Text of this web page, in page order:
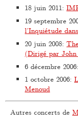
18 juin 2011:
19 septembre
l’Inquiétude
20 juin 2008:
(Dirigé par
6 décembre 2006
1 octobre 2006:
Menoud
Autres concerts de